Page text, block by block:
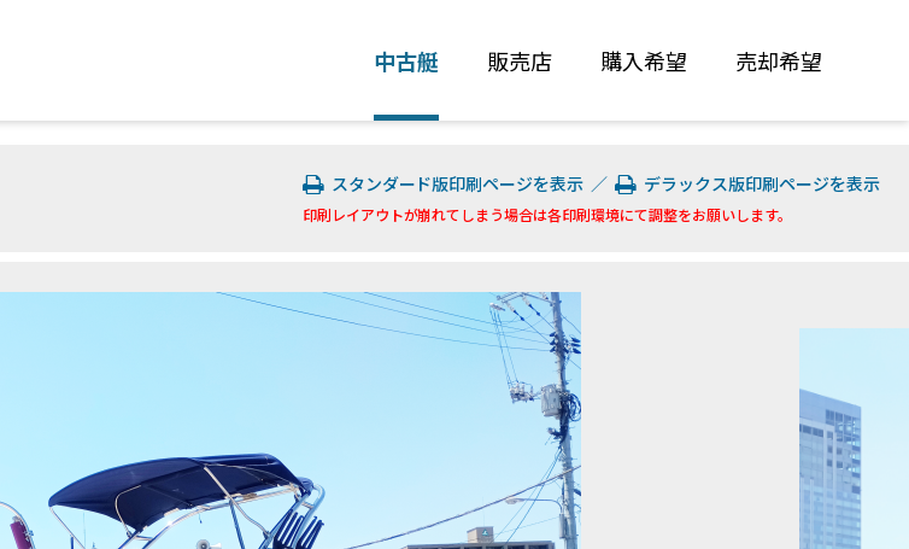
中古艇 販売店 購入希望 売却希望
スタンダード版印刷ページを表示 ／ デラックス版印刷ページを表示
印刷レイアウトが崩れてしまう場合は各印刷環境にて調整をお願いします。